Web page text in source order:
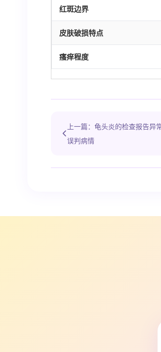
红斑边界
皮肤破损特点
瘙痒程度
上一篇：龟头炎的检查报告异
误判病情